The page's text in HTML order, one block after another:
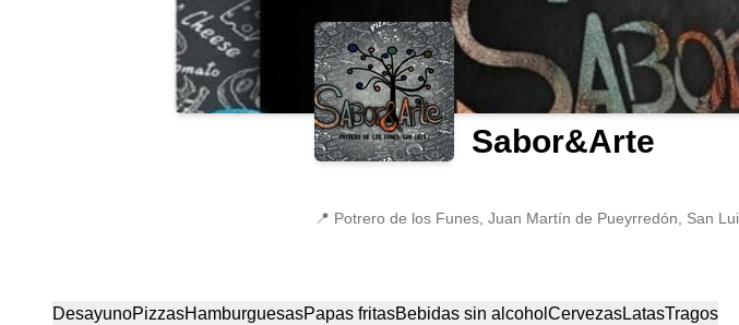
Sabor&Arte
📍 Potrero de los Funes, Juan Martín de Pueyrredón, San
DesayunoPizzasHamburguesasPapas fritasBebidas sin alcohol CervezasLatasTragos